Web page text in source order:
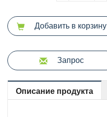
Добавить в корзину
Запрос
Описание продукта